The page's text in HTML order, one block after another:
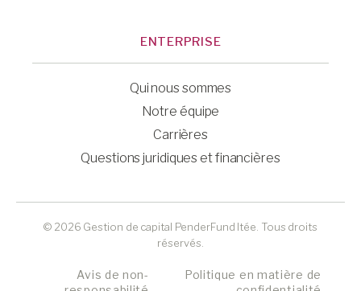
ENTERPRISE
Qui nous sommes
Notre équipe
Carrières
Questions juridiques et financières
© 2026 Gestion de capital PenderFund ltée. Tous droits
réservés.
Avis de non-
Politique en matière de